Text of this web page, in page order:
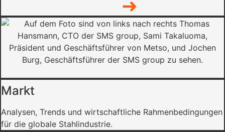
Markt
Analysen, Trends und wirtschaftliche Rahmenbedingungen
für die globale Stahlindustrie.